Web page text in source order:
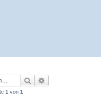
Suche
1 von 1